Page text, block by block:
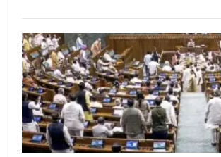
Posted On:10 Aug 2026